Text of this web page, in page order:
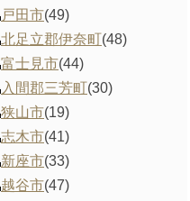
戸田市(49)
北足立郡伊奈町(48)
富士見市(44)
入間郡三芳町(30)
狭山市(19)
志木市(41)
新座市(33)
越谷市(47)